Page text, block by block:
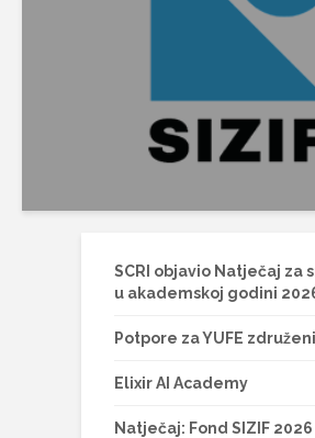
SCRI objavio Natječaj za
u akademskoj godini
Potpore za YUFE
Elixir AI Academy
Natječaj: Fond SIZIF 2026